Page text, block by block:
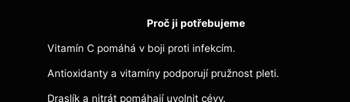
Proč ji potřebujeme
Vitamín C pomáhá v boji proti infekcím.
Antioxidanty a vitamíny podporují pružnost pleti.
Draslík a nitrát pomáhají uvolnit cévy.